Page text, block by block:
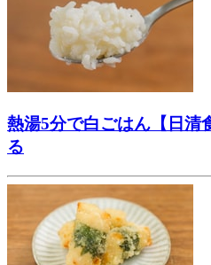
熱湯5分で白ごはん【日清
る